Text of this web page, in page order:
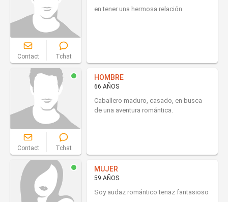
Contact Tchat
en tener una hermosa relación
Contact Tchat
HOMBRE
66 AÑOS
Caballero maduro, casado, en busca
de una aventura romántica.
MUJER
59 AÑOS
Soy audaz romántico tenaz fantasioso